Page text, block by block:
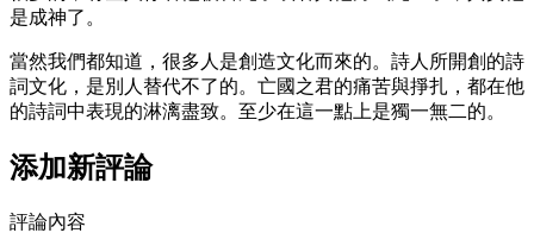
是成神了。
當然我們都知道，很多人是創造文化而來的。詩人所開創的詩
詞文化，是別人替代不了的。亡國之君的痛苦與掙扎，都在他
的詩詞中表現的淋漓盡致。至少在這一點上是獨一無二的。
添加新評論
評論內容